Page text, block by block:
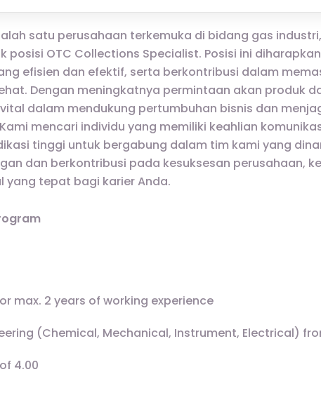
satu perusahaan terkemuka di bidang gas
posisi OTC Collections Specialist. Posisi ini
efisien dan efektif, serta berkontribusi dalam
Dengan meningkatnya permintaan akan produk
dalam mendukung pertumbuhan bisnis dan
mencari individu yang memiliki keahlian
tinggi untuk bergabung dalam tim kami yang
dan berkontribusi pada kesuksesan perusahaan,
yang tepat bagi karier Anda.
max. 2 years of working experience
(Chemical, Mechanical, Instrument, Electrical)
4.00